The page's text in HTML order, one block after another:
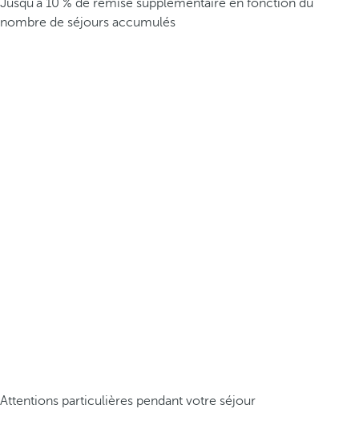
Jusqu’à 10 % de remise supplémentaire en fonction du
nombre de séjours accumulés
Attentions particulières pendant votre séjour